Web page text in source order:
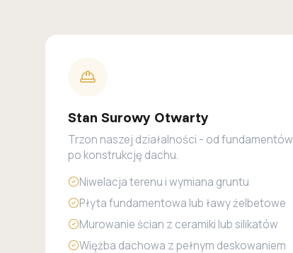
Stan Surowy Otwarty
Trzon naszej działalności - od fundamentów
po konstrukcję dachu.
Niwelacja terenu i wymiana gruntu
Płyta fundamentowa lub ławy żelbetowe
Murowanie ścian z ceramiki lub silikatów
Więźba dachowa z pełnym deskowaniem